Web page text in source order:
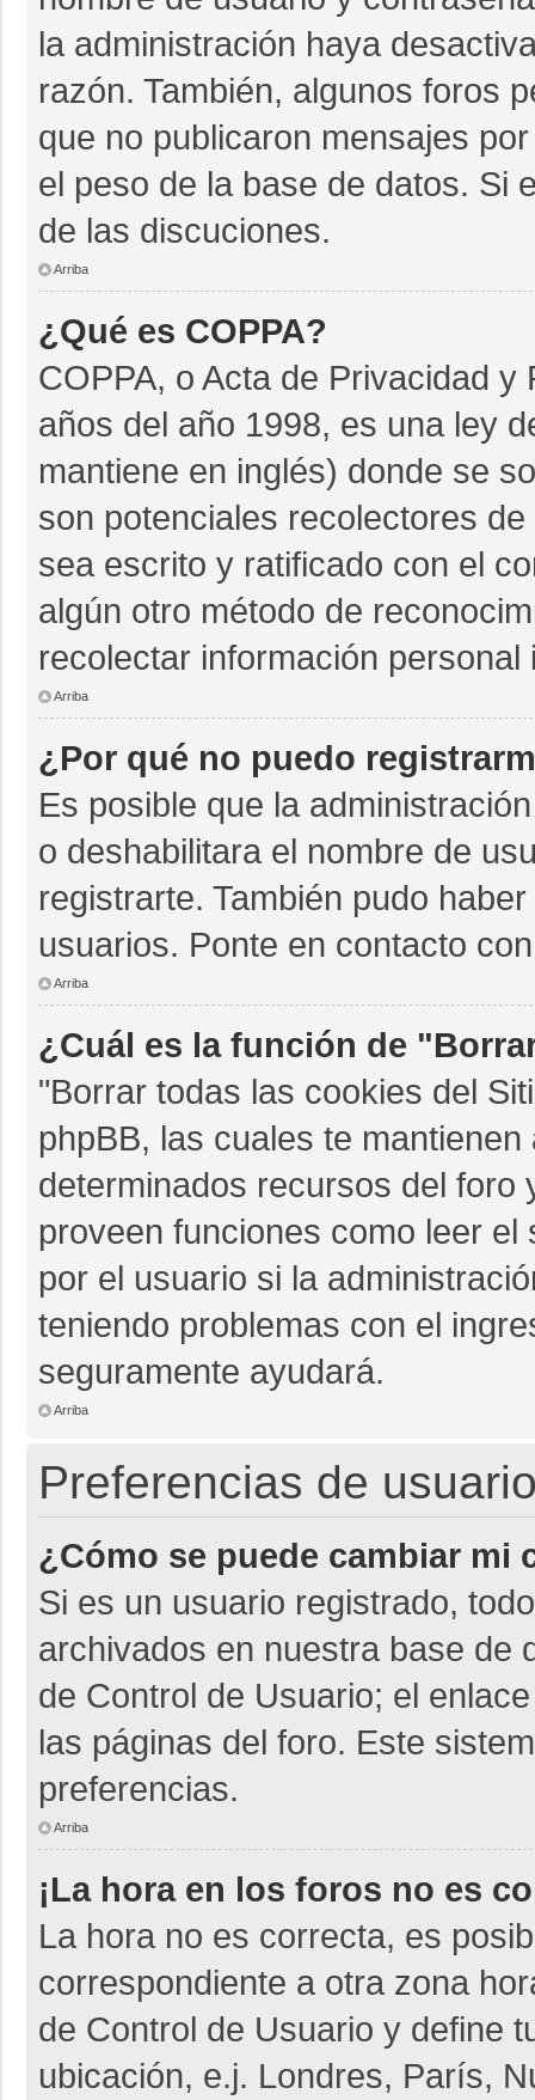
la administración haya
razón. También, algunos foros
que no publicaron mensajes
el peso de la base de datos. Si
de las discuciones.
Arriba
¿Qué es COPPA?
COPPA, o Acta de Privacidad
años del año 1998, es una ley
mantiene en inglés) donde se
son potenciales recolectores
sea escrito y ratificado con el
algún otro método de
recolectar información
Arriba
¿Por qué no puedo
Es posible que la
o deshabilitara el nombre de
registrarte. También pudo
usuarios. Ponte en contacto
Arriba
¿Cuál es la función de
"Borrar todas las cookies del
phpBB, las cuales te
determinados recursos del foro
proveen funciones como leer
por el usuario si la
teniendo problemas con el
seguramente ayudará.
Arriba
Preferencias de
¿Cómo se puede cambiar mi
Si es un usuario registrado,
archivados en nuestra base de
de Control de Usuario; el
las páginas del foro. Este
preferencias.
Arriba
¡La hora en los foros no es
La hora no es correcta, es
correspondiente a otra zona
de Control de Usuario y define
ubicación, e.j. Londres, París,